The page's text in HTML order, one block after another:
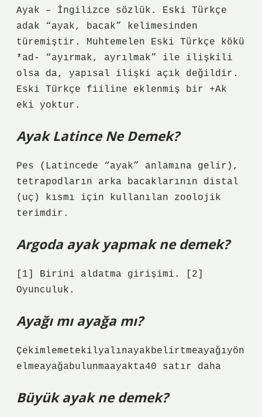
Ayak – İngilizce sözlük. Eski Türkçe
adak “ayak, bacak” kelimesinden
türemiştir. Muhtemelen Eski Türkçe kökü
*ad- “ayırmak, ayrılmak” ile ilişkili
olsa da, yapısal ilişki açık değildir.
Eski Türkçe fiiline eklenmiş bir +Ak
eki yoktur.
Ayak Latince Ne Demek?
Pes (Latincede “ayak” anlamına gelir),
tetrapodların arka bacaklarının distal
(uç) kısmı için kullanılan zoolojik
terimdir.
Argoda ayak yapmak ne demek?
[1] Birini aldatma girişimi. [2]
Oyunculuk.
Ayağı mı ayağa mı?
Çekimlemetekilyalınayakbelirtmeayağıyön
elmeayağabulunmaayakta40 satır daha
Büyük ayak ne demek?